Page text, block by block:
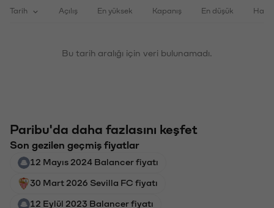
Tarih Açılış En yüksek Kapanış En düşük
Bu tarih aralığı için veri bulunamadı.
Paribu'da daha fazlasını keşfet
Son gezilen geçmiş fiyatlar
12 Mayıs 2024 Balancer fiyatı
30 Mart 2026 Sevilla FC fiyatı
12 Eylül 2023 Balancer fiyatı